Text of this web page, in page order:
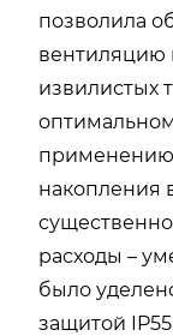
позволила
вентиляцию
извилистых
применению
накопления
расходы –
было
защитой